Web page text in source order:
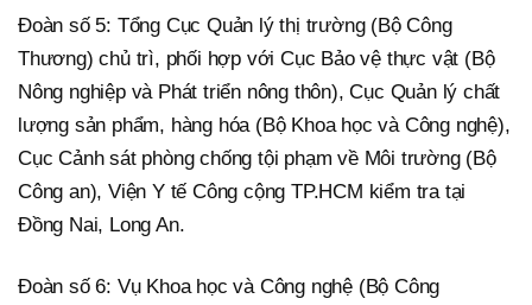
Đoàn số 5: Tổng Cục Quản lý thị trường (Bộ Công
Thương) chủ trì, phối hợp với Cục Bảo vệ thực vật (Bộ
Nông nghiệp và Phát triển nông thôn), Cục Quản lý chất
lượng sản phẩm, hàng hóa (Bộ Khoa học và Công nghệ),
Cục Cảnh sát phòng chống tội phạm về Môi trường (Bộ
Công an), Viện Y tế Công cộng TP.HCM kiểm tra tại
Đồng Nai, Long An.
Đoàn số 6: Vụ Khoa học và Công nghệ (Bộ Công